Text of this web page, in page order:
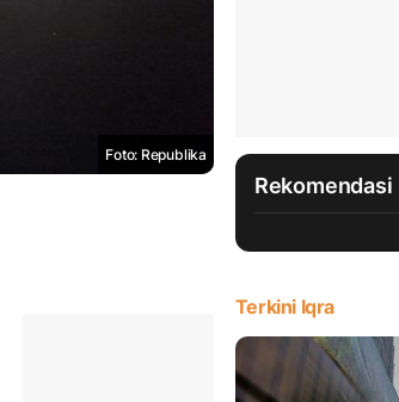
Foto: Republika
Rekomendasi
Terkini Iqra